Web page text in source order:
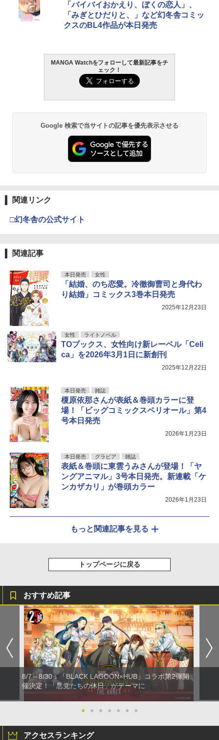
「バイバイおかえり、ぼくの恋人」、
「みぎとひだりと、」など幻冬舎コミッ
クスのBL4作品が本日発売
MANGA Watchをフォローして最新記事をチ
ェック！
Google 検索で当サイトの記事を優先表示させる
関連リンク
□幻冬舎の公式サイト
関連記事
本日発売 女性
「結婚、のち恋愛。冷徹御曹司と身代わ
り結婚」コミックス3巻本日発売
2025年12月23日
女性 ライトノベル
TOブックス、女性向け新レーベル「Celi
ca」を2026年3月1日に新創刊
2025年12月22日
本日発売 雑誌
榎原依那さんが表紙＆巻頭カラーに登
場！「ビッグコミックスペリオール」第4
号本日発売
2026年1月23日
本日発売 グラビア 雑誌
表紙＆巻頭に東雲うみさんが登場！「ヤ
ングアニマル」3号本日発売。新連載「ケ
ンカザカリ」が巻頭カラー
2026年1月23日
もっと関連記事を見る
トップページに戻る
おすすめ記事
8/7～8/30：「BLACK LAGOON×HUB」コラボ第2弾開
催決定！「悪党たちの休日」がテーマに
● ● ● ● ● ● ●
アクセスランキング